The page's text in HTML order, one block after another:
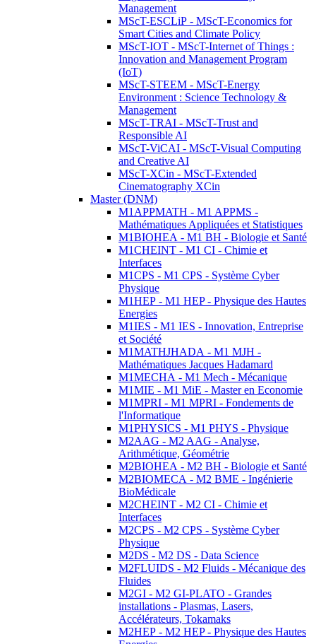
Management
MScT-ESCLiP - MScT-Economics for
Smart Cities and Climate Policy
MScT-IOT - MScT-Internet of Things :
Innovation and Management Program
(IoT)
MScT-STEEM - MScT-Energy
Environment : Science Technology &
Management
MScT-TRAI - MScT-Trust and
Responsible AI
MScT-ViCAI - MScT-Visual Computing
and Creative AI
MScT-XCin - MScT-Extended
Cinematography XCin
Master (DNM)
M1APPMATH - M1 APPMS -
Mathématiques Appliquées et Statistiques
M1BIOHEA - M1 BH - Biologie et Santé
M1CHEINT - M1 CI - Chimie et
Interfaces
M1CPS - M1 CPS - Système Cyber
Physique
M1HEP - M1 HEP - Physique des Hautes
Energies
M1IES - M1 IES - Innovation, Entreprise
et Société
M1MATHJHADA - M1 MJH -
Mathématiques Jacques Hadamard
M1MECHA - M1 Mech - Mécanique
M1MIE - M1 MiE - Master en Economie
M1MPRI - M1 MPRI - Fondements de
l'Informatique
M1PHYSICS - M1 PHYS - Physique
M2AAG - M2 AAG - Analyse,
Arithmétique, Géométrie
M2BIOHEA - M2 BH - Biologie et Santé
M2BIOMECA - M2 BME - Ingénierie
BioMédicale
M2CHEINT - M2 CI - Chimie et
Interfaces
M2CPS - M2 CPS - Système Cyber
Physique
M2DS - M2 DS - Data Science
M2FLUIDS - M2 Fluids - Mécanique des
Fluides
M2GI - M2 GI-PLATO - Grandes
installations - Plasmas, Lasers,
Accélérateurs, Tokamaks
M2HEP - M2 HEP - Physique des Hautes